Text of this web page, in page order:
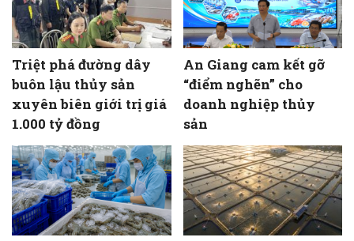
Triệt phá đường dây
buôn lậu thủy sản
xuyên biên giới trị giá
1.000 tỷ đồng
An Giang cam kết gỡ
“điểm nghẽn” cho
doanh nghiệp thủy
sản